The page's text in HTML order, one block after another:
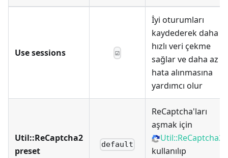
Use sessions ☑
İyi oturumları
kaydederek daha
hızlı veri çekme
sağlar ve daha az
hata alınmasına
yardımcı olur
Util::ReCaptcha2
preset
default
ReCaptcha'ları
aşmak için
Util::ReCaptcha2
kullanılıp